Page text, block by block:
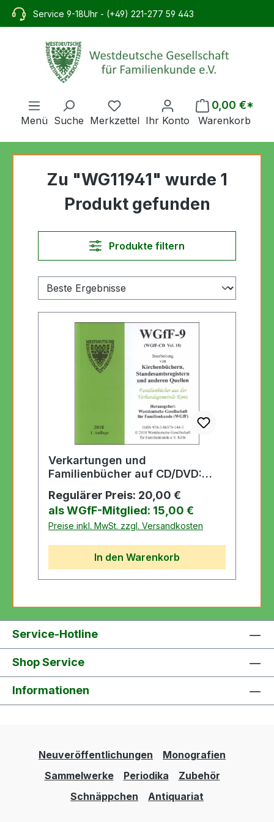
springen
Service 9-18Uhr - (+49) 221-277 59 443
Menü Suche Merkzettel Ihr Konto
0,00 €*
Warenkorb
Zu "WG11941" wurde 1
Produkt gefunden
Produkte filtern
Verkartungen und
Familienbücher auf CD/DVD:
Regulärer Preis:
20,00 €
als WGfF-Mitglied: 15,00 €
Preise inkl. MwSt. zzgl. Versandkosten
In den Warenkorb
Service-Hotline
Shop Service
Informationen
Neuveröffentlichungen
Monografien
Sammelwerke
Periodika
Zubehör
Schnäppchen
Antiquariat